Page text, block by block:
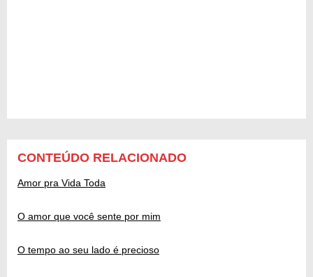
CONTEÚDO RELACIONADO
Amor pra Vida Toda
O amor que você sente por mim
O tempo ao seu lado é precioso